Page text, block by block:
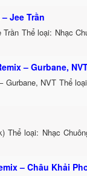
Jee Trần
Thể loại: Nhạc
– Gurbane,
Gurbane, NVT Thể
Thể loại: Nhạc
– Châu Khải